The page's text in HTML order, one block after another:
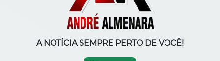
A NOTÍCIA SEMPRE PERTO DE VOCÊ!